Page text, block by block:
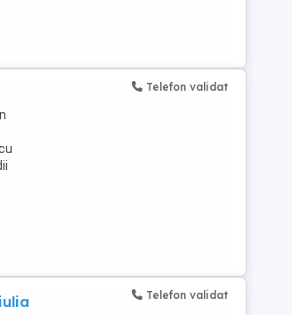
Telefon validat
Telefon validat